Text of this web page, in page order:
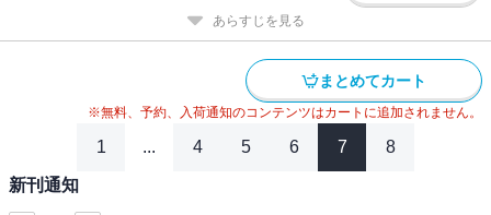
あらすじを見る
まとめてカート
※無料、予約、入荷通知のコンテンツはカートに追加されません。
1 ... 4 5 6 7 8
新刊通知